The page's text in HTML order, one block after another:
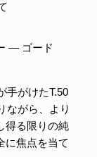
― ゴード
手がけたT.50
ながら、より
得る限りの純
に焦点を当て